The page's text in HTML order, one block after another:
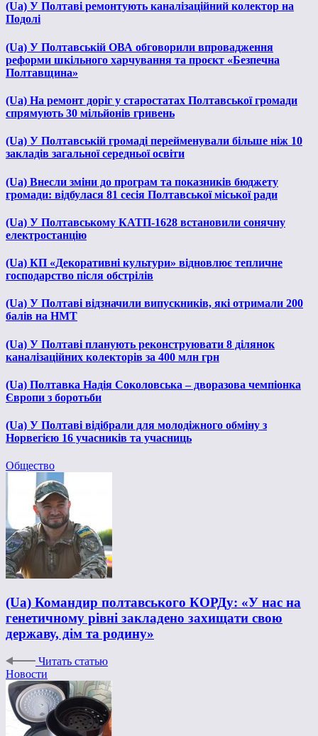
(Ua) У Полтаві ремонтують каналізаційний колектор на
Подолі
(Ua) У Полтавській ОВА обговорили впровадження
реформи шкільного харчування та проєкт «Безпечна
Полтавщина»
(Ua) На ремонт доріг у старостатах Полтавської громади
спрямують 30 мільйонів гривень
(Ua) У Полтавській громаді перейменували більше ніж 10
закладів загальної середньої освіти
(Ua) Внесли зміни до програм та показників бюджету
громади: відбулася 81 сесія Полтавської міської ради
(Ua) У Полтавському КАТП-1628 встановили сонячну
електростанцію
(Ua) КП «Декоративні культури» відновлює тепличне
господарство після обстрілів
(Ua) У Полтаві відзначили випускників, які отримали 200
балів на НМТ
(Ua) У Полтаві планують реконструювати 8 ділянок
каналізаційних колекторів за 400 млн грн
(Ua) Полтавка Надія Соколовська – дворазова чемпіонка
Європи з боротьби
(Ua) У Полтаві відібрали для молодіжного обміну з
Норвегією 16 учасників та учасниць
Общество
(Ua) Командир полтавського КОРДу: «У нас на
генетичному рівні закладено захищати свою
державу, дім та родину»
Читать статью
Новости